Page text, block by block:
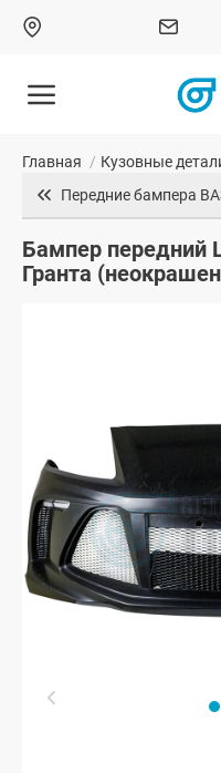
Главная / Кузовные
Передние бампера
Бампер передний
Гранта